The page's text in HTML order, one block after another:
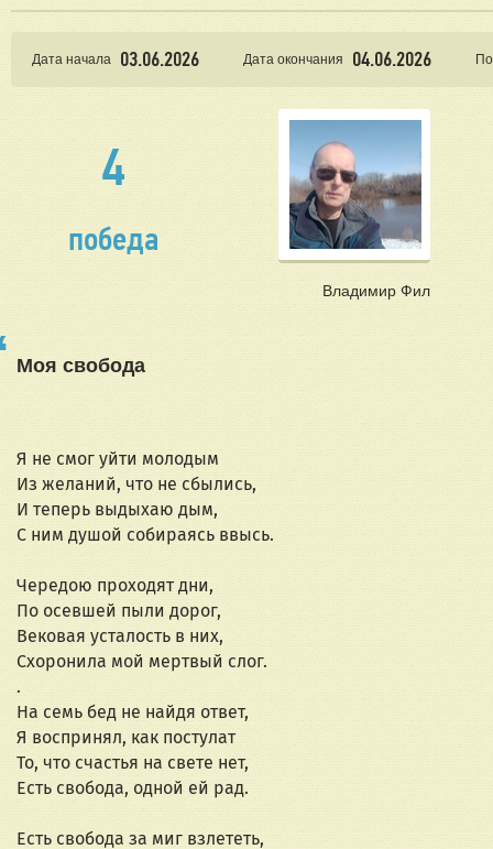
Дата начала 03.06.2026 Дата окончания 04.06.2026
4
победа
Владимир Фил
Моя свобода
Я не смог уйти молодым
Из желаний, что не сбылись,
И теперь выдыхаю дым,
С ним душой собираясь ввысь.
Чередою проходят дни,
По осевшей пыли дорог,
Вековая усталость в них,
Схоронила мой мертвый слог.
.
На семь бед не найдя ответ,
Я воспринял, как постулат
То, что счастья на свете нет,
Есть свобода, одной ей рад.
Есть свобода за миг взлететь,